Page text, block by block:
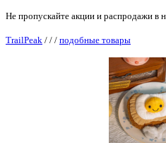
Не пропускайте акции и распродажи в
TrailPeak / / / подобные товары